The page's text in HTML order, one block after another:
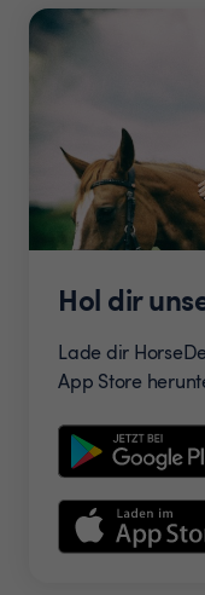
Hol dir
Lade dir
App Store